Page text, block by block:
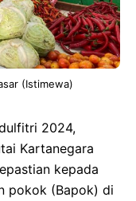
(Istimewa)
2024,
Kartanegara
kepada
pokok (Bapok) di